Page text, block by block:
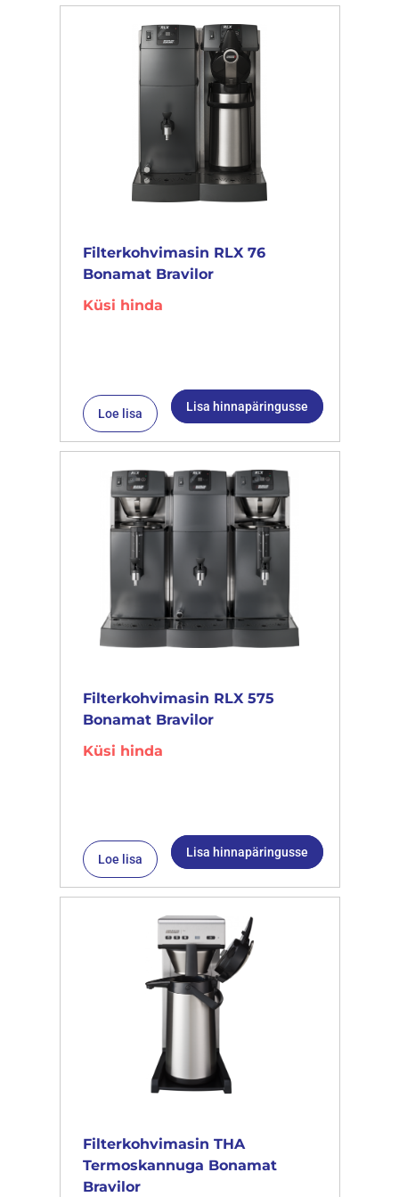
Filterkohvimasin RLX 76
Bonamat Bravilor
Küsi hinda
Loe lisa Lisa hinnapäringusse
Filterkohvimasin RLX 575
Bonamat Bravilor
Küsi hinda
Loe lisa Lisa hinnapäringusse
Filterkohvimasin THA
Termoskannuga Bonamat
Bravilor